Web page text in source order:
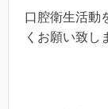
口腔衛生活動
くお願い致し